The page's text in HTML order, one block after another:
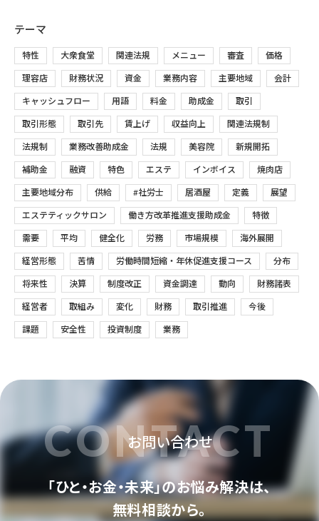
テーマ
特性 大衆食堂 関連法規 メニュー 審査 価格
理容店 財務状況 資金 業務内容 主要地域 会計
キャッシュフロー 用語 料金 助成金 取引
取引形態 取引先 賃上げ 収益向上 関連法規制
法規制 業務改善助成金 法規 美容院 新規開拓
補助金 融資 特色 エステ インボイス 焼肉店
主要地域分布 供給 #社労士 居酒屋 定義 展望
エステティックサロン 働き方改革推進支援助成金 特徴
需要 平均 健全化 労務 市場規模 海外展開
経営形態 苦情 労働時間短縮・年休促進支援コース 分布
将来性 決算 制度改正 資金調達 動向 財務諸表
経営者 取組み 変化 財務 取引推進 今後
課題 安全性 投資制度 業務
CONTACT
お問い合わせ
「ひと・お金・未来」のお悩み解決は、
無料相談から。